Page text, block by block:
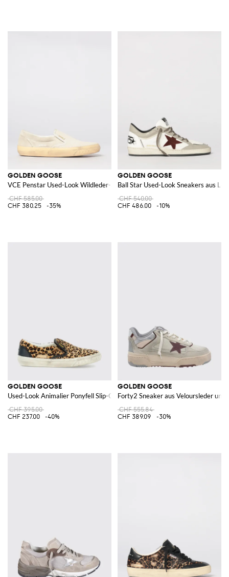
GOLDEN GOOSE
VCE Penstar Used-Look Wildleder-Sneakers
CHF 585.00
CHF 380.25
-35%
GOLDEN GOOSE
Ball Star Used-Look Sneakers aus
CHF 540.00
CHF 486.00
-10%
GOLDEN GOOSE
Used-Look Animalier Ponyfell Slip-On Sneakers
CHF 395.00
CHF 237.00
-40%
GOLDEN GOOSE
Forty2 Sneaker aus Veloursleder und
CHF 555.84
CHF 389.09
-30%